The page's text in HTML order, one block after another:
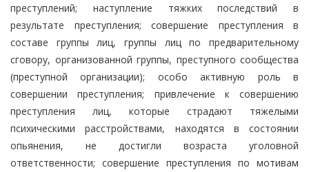
преступлений; наступление тяжких последствий в
результате преступления; совершение преступления в
составе группы лиц, группы лиц по предварительному
сговору, организованной группы, преступного сообщества
(преступной организации); особо активную роль в
совершении преступления; привлечение к совершению
преступления лиц, которые страдают тяжелыми
психическими расстройствами, находятся в состоянии
опьянения, не достигли возраста уголовной
ответственности; совершение преступления по мотивам